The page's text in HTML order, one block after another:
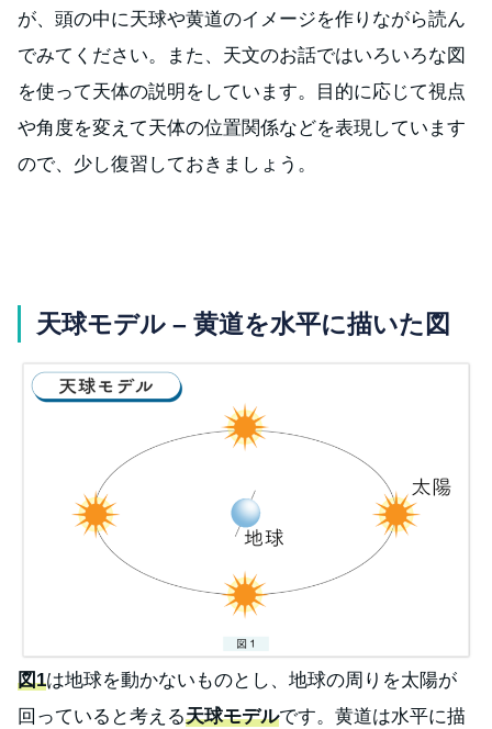
が、頭の中に天球や黄道のイメージを作りながら読ん
でみてください。また、天文のお話ではいろいろな図
を使って天体の説明をしています。目的に応じて視点
や角度を変えて天体の位置関係などを表現しています
ので、少し復習しておきましょう。
天球モデル – 黄道を水平に描いた図
図1は地球を動かないものとし、地球の周りを太陽が
回っていると考える天球モデルです。黄道は水平に描